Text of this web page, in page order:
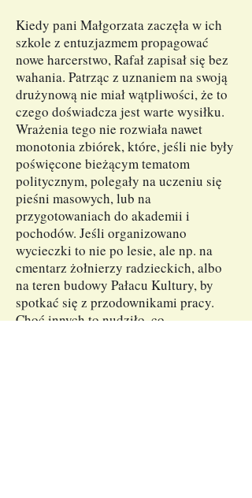
Kiedy pani Małgorzata zaczęła w ich
szkole z entuzjazmem propagować
nowe harcerstwo, Rafał zapisał się bez
wahania. Patrząc z uznaniem na swoją
drużynową nie miał wątpliwości, że to
czego doświadcza jest warte wysiłku.
Wrażenia tego nie rozwiała nawet
monotonia zbiórek, które, jeśli nie były
poświęcone bieżącym tematom
politycznym, polegały na uczeniu się
pieśni masowych, lub na
przygotowaniach do akademii i
pochodów. Jeśli organizowano
wycieczki to nie po lesie, ale np. na
cmentarz żołnierzy radzieckich, albo
na teren budowy Pałacu Kultury, by
spotkać się z przodownikami pracy.
Choć innych to nudziło, co